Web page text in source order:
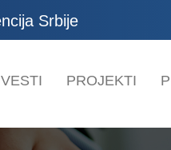
Srbije
VESTI PROJEKTI